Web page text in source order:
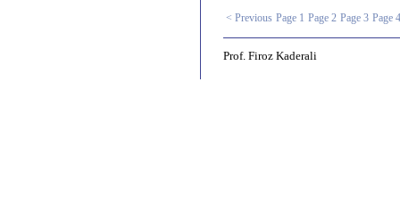
< Previous Page 1 Page 2 Page 3 Page 4
Prof. Firoz Kaderali